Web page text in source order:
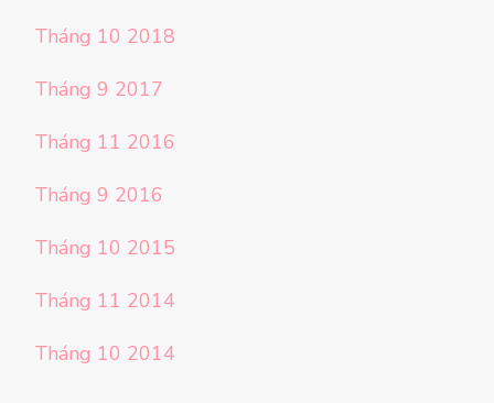
Tháng 10 2018
Tháng 9 2017
Tháng 11 2016
Tháng 9 2016
Tháng 10 2015
Tháng 11 2014
Tháng 10 2014